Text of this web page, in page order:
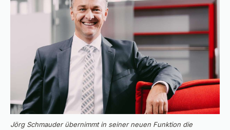
Jörg Schmauder übernimmt in seiner neuen Funktion die